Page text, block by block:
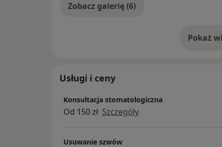
Zobacz galerię (6)
Pokaż o
Usługi i ceny
Konsultacja stomatologiczna
Od 150 zł Szczegóły
Usuwanie szwów